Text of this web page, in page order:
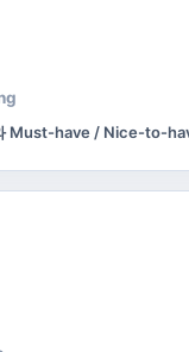
Must-have / Nice-to-